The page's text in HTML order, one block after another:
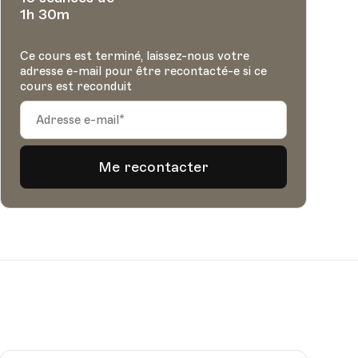
1h 30m
Ce cours est terminé, laissez-nous votre
adresse e-mail pour être recontacté-e si ce
cours est reconduit